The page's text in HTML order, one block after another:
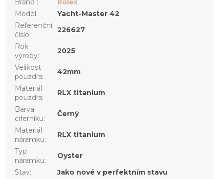
Brand :
Rolex
Model :
Yacht-Master 42
Referenční
číslo:
226627
Rok
výroby:
2025
Velikost
pouzdra:
42mm
Materiál
pouzdra:
RLX titanium
Barva
ciferníku:
Černý
Materiál
náramku:
RLX titanium
Typ
náramku:
Oyster
Stav:
Jako nové v perfektním stavu